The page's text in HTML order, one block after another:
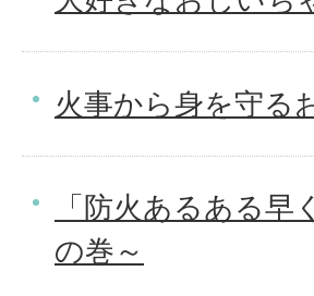
火事から身を守る
「防火あるある
の巻～